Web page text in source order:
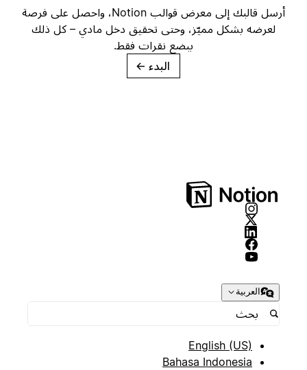
أرسل قالبك إلى معرض قوالب Notion، واحصل على فرصة
لعرضه بشكل مميّز، وحتى تحقيق دخل مادي – كل ذلك
ببضع نقرات فقط.
→
العربية
English (US)
Bahasa Indonesia